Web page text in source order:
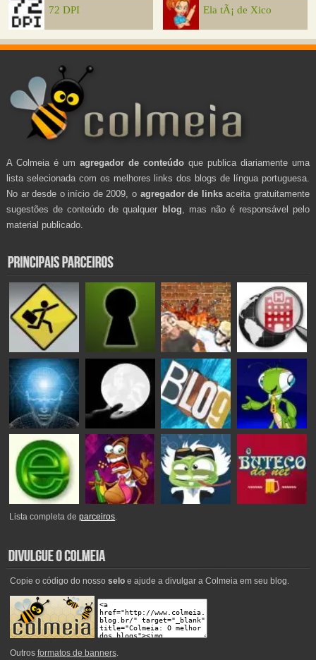
72 DPI Ela tÃ¡ de Xico
A Colmeia é um agregador de conteúdo que publica diariamente uma
lista selecionada com os melhores links dos blogs de língua portuguesa.
No ar desde o início de 2009, o agregador de linksaceita gratuitamente
sugestões de conteúdo de qualquer blog , mas não é responsável pelo
material publicado.
Lista completa deparceiros.
Copie o código do nosso seloe ajude a divulgar a Colmeia em seu blog.
Outros formatos de banners.